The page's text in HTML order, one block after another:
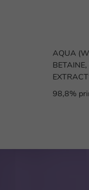
AQUA
98,8%